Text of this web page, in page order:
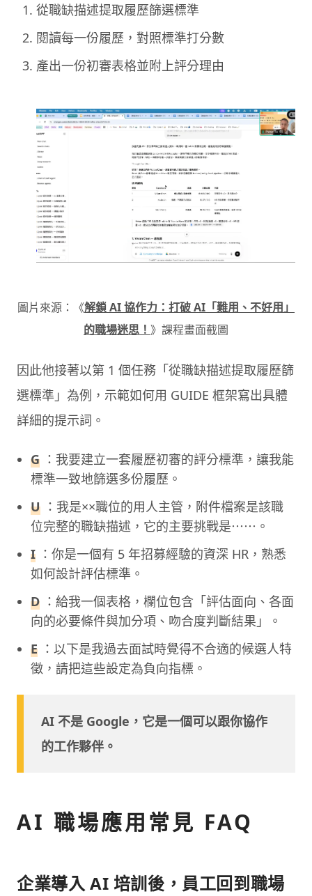
從職缺描述提取履歷篩選標準
閱讀每一份履歷，對照標準打分數
產出一份初審表格並附上評分理由
圖片來源：《解鎖 AI 協作力：打破 AI「難用、不好用」
的職場迷思！ 》課程畫面截圖
因此他接著以第 1 個任務「從職缺描述提取履歷篩
選標準」為例，示範如何用 GUIDE 框架寫出具體
詳細的提示詞。
G ：我要建立一套履歷初審的評分標準，讓我能
標準一致地篩選多份履歷。
U ：我是××職位的用人主管，附件檔案是該職
位完整的職缺描述，它的主要挑戰是⋯⋯。
I ：你是一個有 5 年招募經驗的資深 HR，熟悉
如何設計評估標準。
D ：給我一個表格，欄位包含「評估面向、各面
向的必要條件與加分項、吻合度判斷結果」。
E ：以下是我過去面試時覺得不合適的候選人特
徵，請把這些設定為負向指標。
AI 不是 Google，它是一個可以跟你協作
的工作夥伴。
AI 職場應用常見 FAQ
企業導入 AI 培訓後，員工回到職場